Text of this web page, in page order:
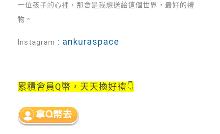
一位孩子的心裡，那會是我想送給這個世界，最好的禮
物。
Instagram： ankuraspace
累積會員Q幣， 天天換好禮👇